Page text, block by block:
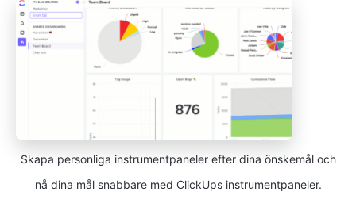
Skapa personliga instrumentpaneler efter dina önskemål och
nå dina mål snabbare med ClickUps instrumentpaneler.